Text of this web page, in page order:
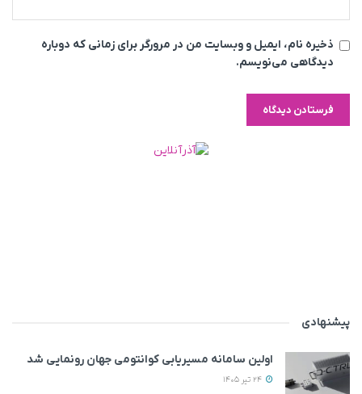
ذخیره نام، ایمیل و وبسایت من در مرورگر برای زمانی که دوباره
دیدگاهی می‌نویسم.
پیشنهادی
اولین سامانه مسیریابی کوانتومی جهان رونمایی شد